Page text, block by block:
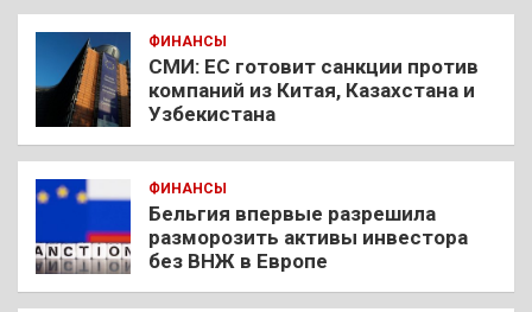
ФИНАНСЫ
СМИ: ЕС готовит санкции против
компаний из Китая, Казахстана и
Узбекистана
ФИНАНСЫ
Бельгия впервые разрешила
разморозить активы инвестора
без ВНЖ в Европе